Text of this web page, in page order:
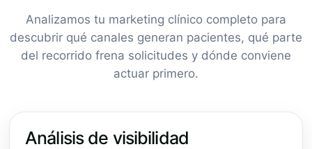
Analizamos tu marketing clínico completo para
descubrir qué canales generan pacientes, qué parte
del recorrido frena solicitudes y dónde conviene
actuar primero.
Análisis de visibilidad